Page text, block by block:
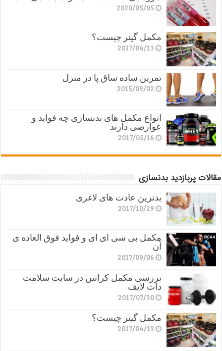
2020/05/05
مکمل گینر چیست؟
2017/04/13
تمرین ساده ساق پا در منزل
2015/09/02
انواع مکمل های بدنسازی چه فواید و
عوارضی دارند
2017/05/16
مقالات پربازدید بدنسازی
بدترین عادت های لاغری
2017/10/29
مکمل بی سی ای ای و فواید فوق العاده ی
آن
2017/09/06
بررسی مکمل کراتین در سایت سلامت
دات لایف
2017/07/30
مکمل گینر چیست؟
2017/04/13